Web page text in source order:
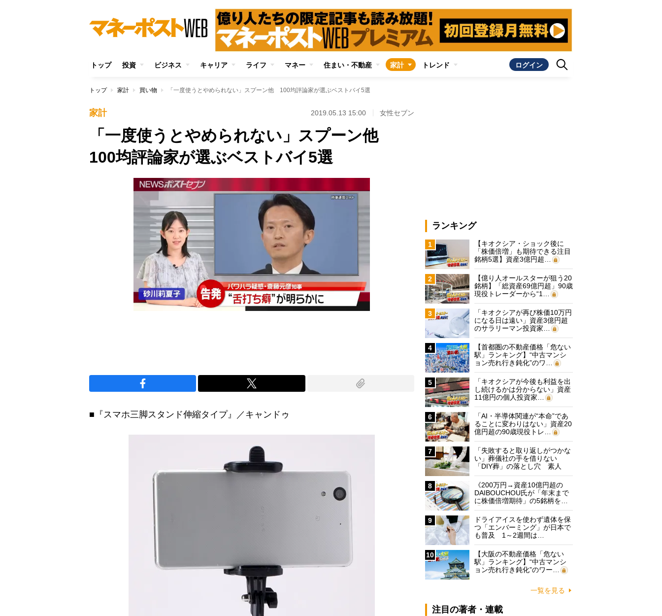
トップ 投資 ビジネス キャリア ライフ マネー 住まい・不動産 家計 トレンド ログイン
トップ 家計 買い物 「一度使うとやめられない」スプーン他 100均評論家が選ぶベストバイ5選
家計 2019.05.13 15:00 女性セブン
「一度使うとやめられない」スプーン他
100均評論家が選ぶベストバイ5選
■『スマホ三脚スタンド伸縮タイプ』／キャンドゥ
ランキング
1
【キオクシア・ショック後に
「株価倍増」も期待できる注目
銘柄5選】資産3億円超…
2
【億り人オールスターが狙う20
銘柄】「総資産69億円超」90歳
現役トレーダーから“1…
3
「キオクシアが再び株価10万円
になる日は遠い」資産3億円超
のサラリーマン投資家…
4
【首都圏の不動産価格「危ない
駅」ランキング】“中古マンシ
ョン売れ行き鈍化”のワ…
5
「キオクシアが今後も利益を出
し続けるかは分からない」資産
11億円の個人投資家…
6
「AI・半導体関連が“本命”であ
ることに変わりはない」資産20
億円超の90歳現役トレ…
7
「失敗すると取り返しがつかな
い」葬儀社の手を借りない
「DIY葬」の落とし穴 素人
に…
8
《200万円→資産10億円超の
DAIBOUCHOU氏が「年末まで
に株価倍増期待」の5銘柄を…
9
ドライアイスを使わず遺体を保
つ「エンバーミング」が日本で
も普及 1～2週間は…
10
【大阪の不動産価格「危ない
駅」ランキング】“中古マンシ
ョン売れ行き鈍化”のワー…
一覧を見る
注目の著者・連載